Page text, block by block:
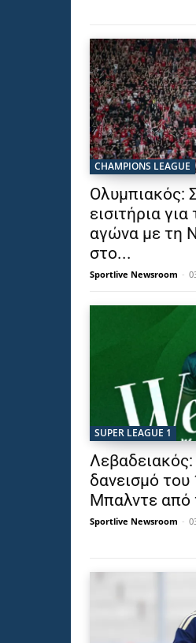
CHAMPIONS LEAGUE
Ολυμπιακός:
εισιτήρια
αγώνα με τη
στο...
Sportlive Newsroom -
SUPER LEAGUE 1
δανεισμό
Μπαλντε
Sportlive Newsroom -